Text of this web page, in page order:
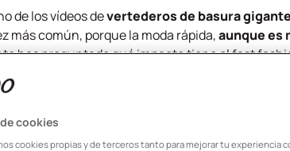
de los vídeos devertederos de basura
más común, porque la moda rápida,aunque es
te has preguntado qué impacto tiene el fast
la moda que muchas veces se prefiere
fashion?
cookies
cookies propias y de terceros tanto para mejorar tu experiencia